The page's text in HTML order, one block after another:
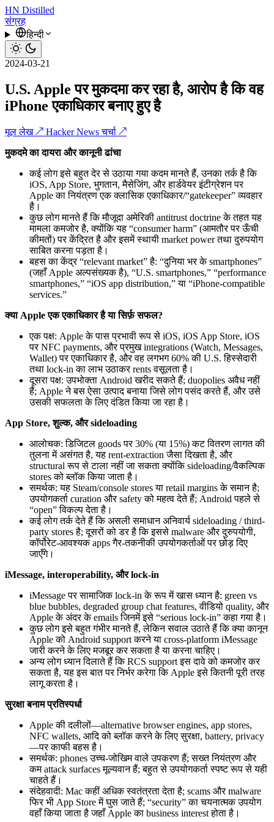
HN Distilled
संग्रह
हिन्दी
2024-03-21
U.S. Apple पर मुकदमा कर रहा है, आरोप है कि वह
iPhone एकाधिकार बनाए हुए है
मूल लेख ↗ Hacker News चर्चा ↗
मुकदमे का दायरा और कानूनी ढांचा
कई लोग इसे बहुत देर से उठाया गया कदम मानते हैं, उनका तर्क है कि
iOS, App Store, भुगतान, मैसेजिंग, और हार्डवेयर इंटीग्रेशन पर
Apple का नियंत्रण एक क्लासिक एकाधिकार/“gatekeeper” व्यवहार
है।
कुछ लोग मानते हैं कि मौजूदा अमेरिकी antitrust doctrine के तहत यह
मामला कमजोर है, क्योंकि यह “consumer harm” (आमतौर पर ऊँची
कीमतों) पर केंद्रित है और इसमें स्थायी market power तथा दुरुपयोग
साबित करना पड़ता है।
बहस का केंद्र “relevant market” है: “दुनिया भर के smartphones”
(जहाँ Apple अल्पसंख्यक है), “U.S. smartphones,” “performance
smartphones,” “iOS app distribution,” या “iPhone-compatible
services.”
क्या Apple एक एकाधिकार है या सिर्फ़ सफल?
एक पक्ष: Apple के पास प्रभावी रूप से iOS, iOS App Store, iOS
पर NFC payments, और प्रमुख integrations (Watch, Messages,
Wallet) पर एकाधिकार है, और वह लगभग 60% की U.S. हिस्सेदारी
तथा lock-in का लाभ उठाकर rents वसूलता है।
दूसरा पक्ष: उपभोक्ता Android खरीद सकते हैं; duopolies अवैध नहीं
हैं; Apple ने बस ऐसा उत्पाद बनाया जिसे लोग पसंद करते हैं, और उसे
उसकी सफलता के लिए दंडित किया जा रहा है।
App Store, शुल्क, और sideloading
आलोचक: डिजिटल goods पर 30% (या 15%) कट वितरण लागत की
तुलना में असंगत है, यह rent-extraction जैसा दिखता है, और
structural रूप से टाला नहीं जा सकता क्योंकि sideloading/वैकल्पिक
stores को ब्लॉक किया जाता है।
समर्थक: यह Steam/console stores या retail margins के समान है;
उपयोगकर्ता curation और safety को महत्व देते हैं; Android पहले से
“open” विकल्प देता है।
कई लोग तर्क देते हैं कि असली समाधान अनिवार्य sideloading / third-
party stores है; दूसरों को डर है कि इससे malware और दुरुपयोगी,
कॉर्पोरेट-आवश्यक apps गैर-तकनीकी उपयोगकर्ताओं पर छोड़ दिए
जाएँगे।
iMessage, interoperability, और lock-in
iMessage पर सामाजिक lock-in के रूप में खास ध्यान है: green vs
blue bubbles, degraded group chat features, वीडियो quality, और
Apple के अंदर के emails जिनमें इसे “serious lock-in” कहा गया है।
कुछ लोग इसे बहुत गंभीर मानते हैं, लेकिन सवाल उठाते हैं कि क्या कानून
Apple को Android support करने या cross-platform iMessage
जारी करने के लिए मजबूर कर सकता है या करना चाहिए।
अन्य लोग ध्यान दिलाते हैं कि RCS support इस दावे को कमजोर कर
सकता है, यह इस बात पर निर्भर करेगा कि Apple इसे कितनी पूरी तरह
लागू करता है।
सुरक्षा बनाम प्रतिस्पर्धा
Apple की दलीलों—alternative browser engines, app stores,
NFC wallets, आदि को ब्लॉक करने के लिए सुरक्षा, battery, privacy
—पर काफी बहस है।
समर्थक: phones उच्च-जोखिम वाले उपकरण हैं; सख्त नियंत्रण और
कम attack surfaces मूल्यवान हैं; बहुत से उपयोगकर्ता स्पष्ट रूप से यही
चाहते हैं।
संदेहवादी: Mac कहीं अधिक स्वतंत्रता देता है; scams और malware
फिर भी App Store में घुस जाते हैं; “security” का चयनात्मक उपयोग
वहाँ किया जाता है जहाँ Apple का business interest होता है।